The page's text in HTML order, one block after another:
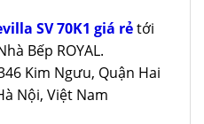
SV 70K1 giá rẻtới
Bếp ROYAL.
Kim Ngưu, Quận Hai
Nội, Việt Nam